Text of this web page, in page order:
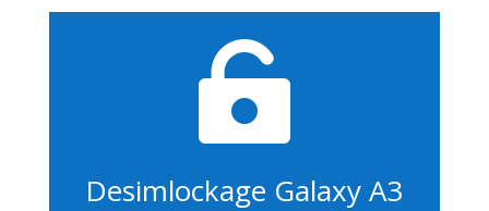

Desimlockage Galaxy A3